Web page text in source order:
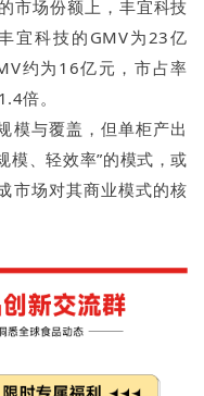
市场份额上，丰宜科技
宜科技的GMV为23亿
约为16亿元，市占率
倍。
模与覆盖，但单柜产出
模、轻效率”的模式，或
市场对其商业模式的核